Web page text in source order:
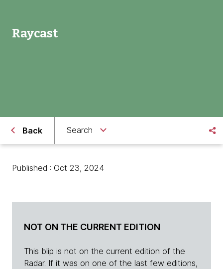
Raycast
Back Search
Published : Oct 23, 2024
NOT ON THE CURRENT EDITION
This blip is not on the current edition of the
Radar. If it was on one of the last few editions,